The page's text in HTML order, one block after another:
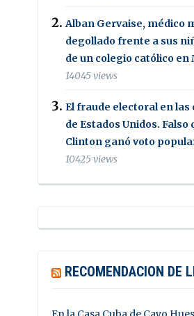
Alban Gervaise, médico
degollado frente a sus
de un colegio católico en
14045 views
El fraude electoral en las
de Estados Unidos. Falso
Clinton ganó voto
10425 views
RECOMENDACION DE